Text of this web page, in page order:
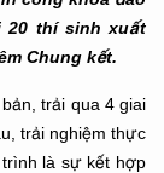
20 thí sinh xuất
Chung kết.
trải qua 4 giai
trải nghiệm thực
là sự kết hợp